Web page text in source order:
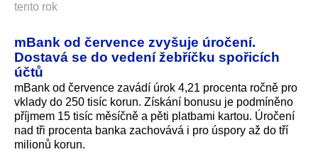
tento rok
mBank od července zvyšuje úročení.
Dostavá se do vedení žebříčku spořicích
účtů
mBank od července zavádí úrok 4,21 procenta ročně pro
vklady do 250 tisíc korun. Získání bonusu je podmíněno
příjmem 15 tisíc měsíčně a pěti platbami kartou. Úročení
nad tři procenta banka zachovává i pro úspory až do tří
milionů korun.